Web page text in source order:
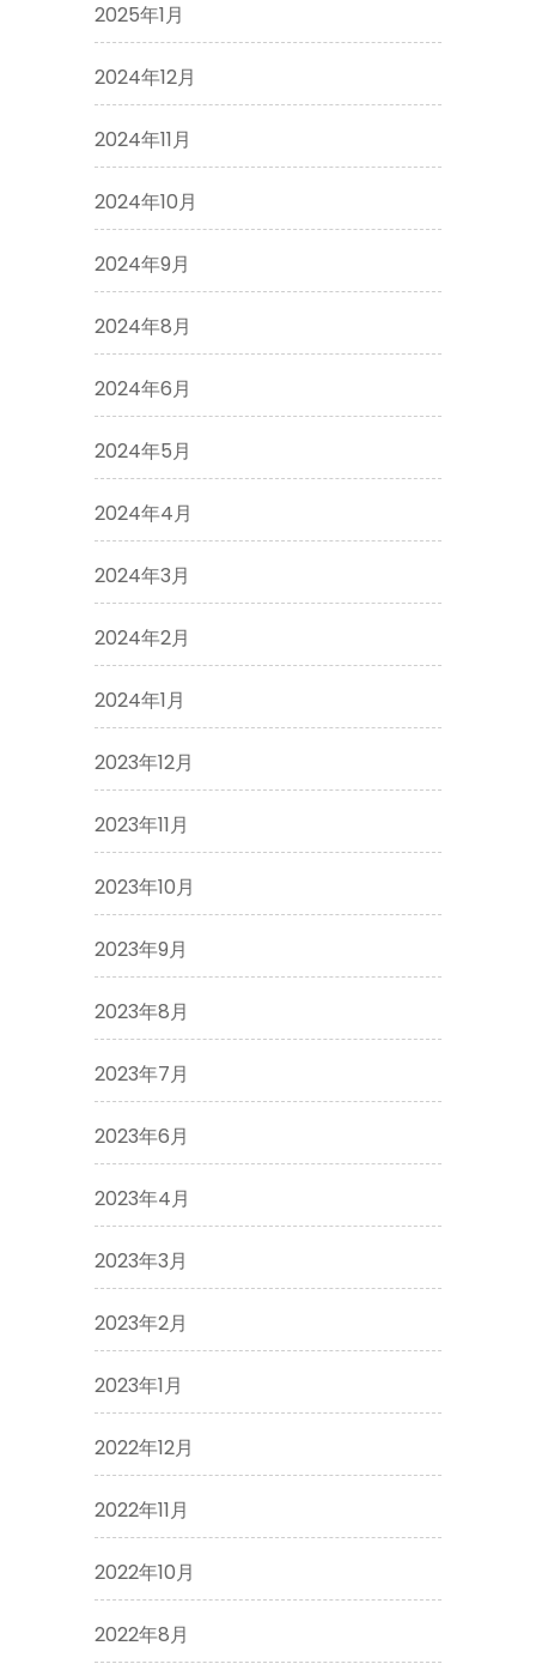
2025年1月
2024年12月
2024年11月
2024年10月
2024年9月
2024年8月
2024年6月
2024年5月
2024年4月
2024年3月
2024年2月
2024年1月
2023年12月
2023年11月
2023年10月
2023年9月
2023年8月
2023年7月
2023年6月
2023年4月
2023年3月
2023年2月
2023年1月
2022年12月
2022年11月
2022年10月
2022年8月